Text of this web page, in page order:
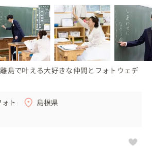
島で叶える大好きな仲間とフォトウェデ
ト
島根県